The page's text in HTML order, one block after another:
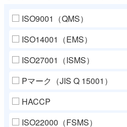
ISO9001（QMS）
ISO14001（EMS）
ISO27001（ISMS）
Pマーク（JIS Q 15001）
HACCP
ISO22000（FSMS）